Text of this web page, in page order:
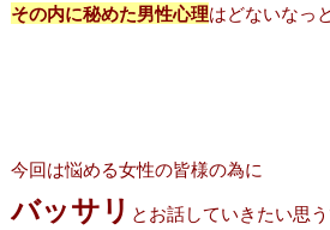
その内に秘めた男性心理はどないなっ
今回は悩める女性の皆様の為に
バッサリ とお話していきたい思う